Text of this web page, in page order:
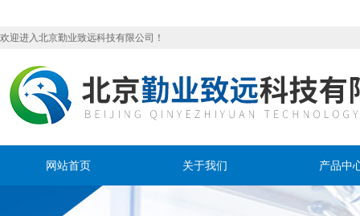
欢迎进入北京勤业致远科技有限公司！
网站首页 关于我们 产品中